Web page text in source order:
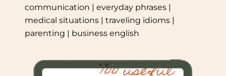
communication | everyday phrases |
medical situations | traveling idioms |
parenting | business english